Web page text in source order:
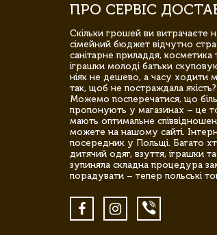
ПРО СЕРВІС
Скільки грошей ви витрачаєте
сімейний бюджет відчутно
санітарне приладдя, косметика
іграшки молоді батьки
ніяк не дешево, а часу ходити
так, щоб не постраждала
Можемо посперечатися, що
пропонують у магазинах – це
мають оптимальне
можете на нашому сайті.
посередник у Польщі. Багато
дитячий одяг, взуття, іграшки
зупиняла складна процедура
порадувати – тепер польські